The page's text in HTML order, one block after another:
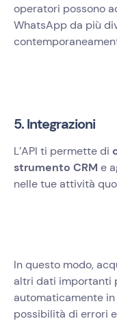
operatori possono
WhatsApp da più
5. Integrazioni
L’API ti permette di
strumento CRM e
nelle tue attività
In questo modo,
altri dati importanti
automaticamente
possibilità di errori